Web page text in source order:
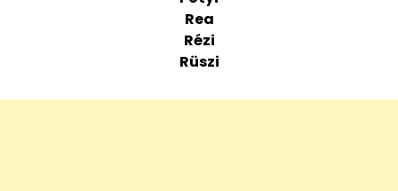
Rea
Rézi
Rüszi